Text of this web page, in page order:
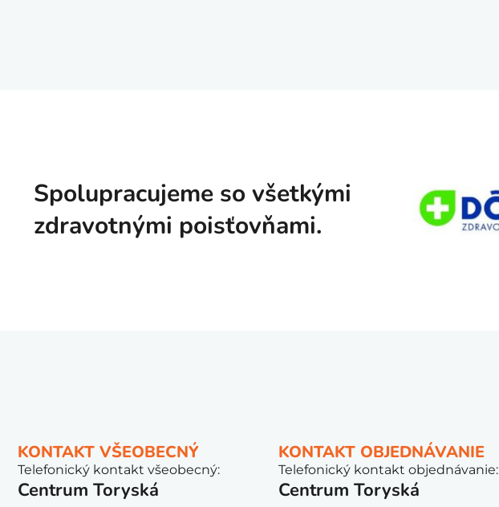
Spolupracujeme so všetkými
zdravotnými poisťovňami.
KONTAKT VŠEOBECNÝ
Telefonický kontakt všeobecný:
Centrum Toryská
KONTAKT OBJEDNÁVANIE
Telefonický kontakt objednávanie:
Centrum Toryská